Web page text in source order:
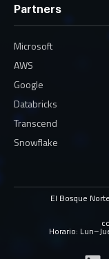
Partners
Microsoft
AWS
Google
Databricks
Transcend
Snowflake
El Bosque
Horario: